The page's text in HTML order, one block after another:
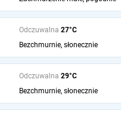
Odczuwalna 27°C
Bezchmurnie, słonecznie
Odczuwalna 29°C
Bezchmurnie, słonecznie